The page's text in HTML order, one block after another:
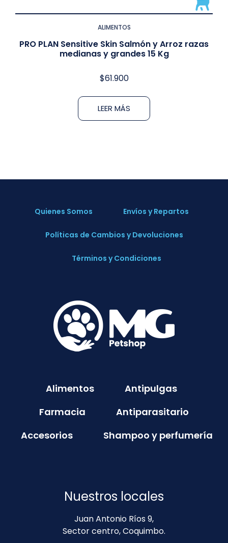
ALIMENTOS
PRO PLAN Sensitive Skin Salmón y Arroz razas
medianas y grandes 15 Kg
$61.900
LEER MÁS
Quienes Somos Envíos y Repartos
Políticas de Cambios y Devoluciones
Términos y Condiciones
Alimentos
Antipulgas
Farmacia
Antiparasitario
Accesorios
Shampoo y perfumería
Nuestros locales
Juan Antonio Ríos 9,
Sector centro, Coquimbo.